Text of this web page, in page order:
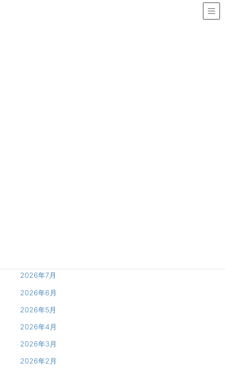
2026年7月
2026年6月
2026年5月
2026年4月
2026年3月
2026年2月